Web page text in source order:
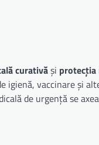
curativăși protecția
igienă, vaccinare și
de urgență se